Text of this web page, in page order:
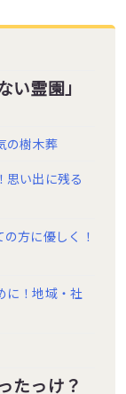
い霊園」
の樹木葬
思い出に残る
方に優しく！
に！地域・社
たっけ？